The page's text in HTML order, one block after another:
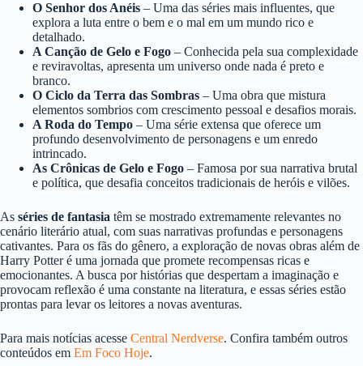
O Senhor dos Anéis – Uma das séries mais influentes, que
explora a luta entre o bem e o mal em um mundo rico e
detalhado.
A Canção de Gelo e Fogo – Conhecida pela sua complexidade
e reviravoltas, apresenta um universo onde nada é preto e
branco.
O Ciclo da Terra das Sombras – Uma obra que mistura
elementos sombrios com crescimento pessoal e desafios morais.
A Roda do Tempo – Uma série extensa que oferece um
profundo desenvolvimento de personagens e um enredo
intrincado.
As Crônicas de Gelo e Fogo – Famosa por sua narrativa brutal
e política, que desafia conceitos tradicionais de heróis e vilões.
As séries de fantasia têm se mostrado extremamente relevantes no
cenário literário atual, com suas narrativas profundas e personagens
cativantes. Para os fãs do gênero, a exploração de novas obras além de
Harry Potter é uma jornada que promete recompensas ricas e
emocionantes. A busca por histórias que despertam a imaginação e
provocam reflexão é uma constante na literatura, e essas séries estão
prontas para levar os leitores a novas aventuras.
Para mais notícias acesse Central Nerdverse. Confira também outros
conteúdos em Em Foco Hoje.